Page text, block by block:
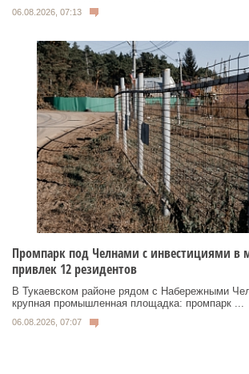
06.08.2026, 07:13
Промпарк под Челнами с инвестициями в
привлек 12 резидентов
В Тукаевском районе рядом с Набережными
крупная промышленная площадка: промпарк ...
06.08.2026, 07:07